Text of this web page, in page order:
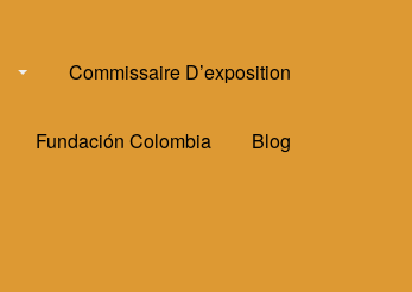
Commissaire D’exposition
Fundación Colombia Blog